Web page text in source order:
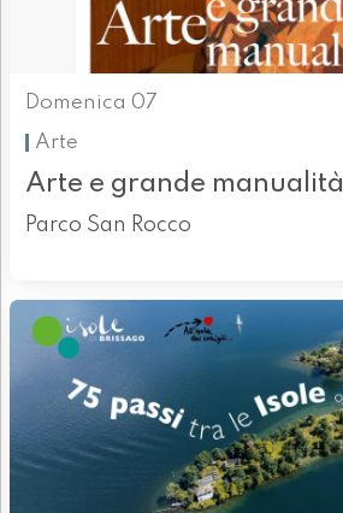
Domenica 07
Arte
Arte e grande manualità
Parco San Rocco